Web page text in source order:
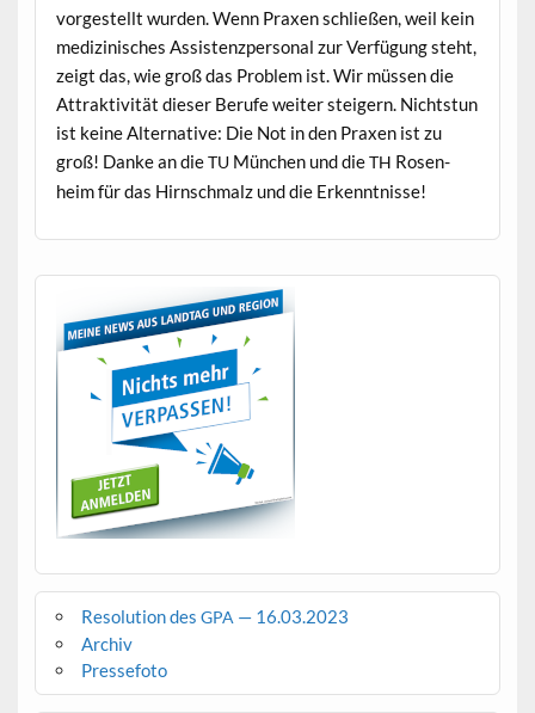
vorgestellt wur­den. Wenn Prax­en schließen, weil kein
medi­zinis­ches Assis­ten­zper­son­al zur Ver­fü­gung ste­ht,
zeigt das, wie groß das Prob­lem ist. Wir müssen die
Attrak­tiv­ität dieser Berufe weit­er steigern. Nicht­stun
ist keine Alter­na­tive: Die Not in den Prax­en ist zu
groß! Danke an dieTUMünchen und dieTH Rosen­
heim für das Hirn­schmalz und die Erkenntnisse!
Resolution des GPA — 16.03.2023
Archiv
Pressefoto